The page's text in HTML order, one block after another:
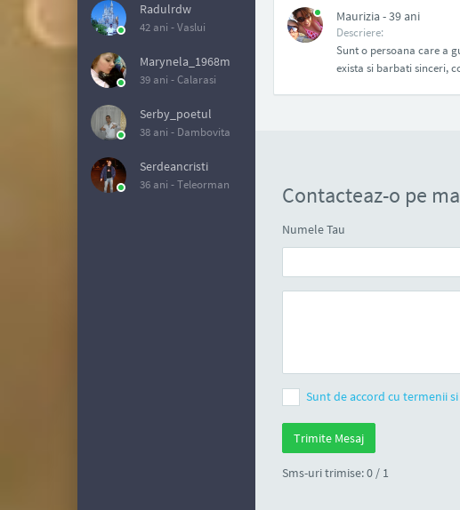
Radulrdw
42 ani -Vaslui
Marynela_1968m
39 ani -Calarasi
Serby_poetul
38 ani - Dambovita
Serdeancristi
36 ani -Teleorman
Maurizia - 39 ani
Descriere:
Sunt o persoana care a
exista si barbati sinceri,
Contacteaz-o pe
Numele Tau
Sunt de accord cu termenii
Sms-uri trimise: 0 / 1